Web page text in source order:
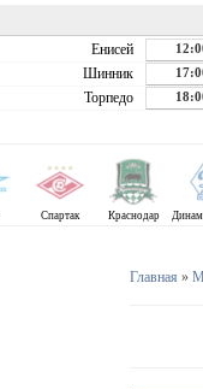
Енисей
Шинник
Торпедо
Спартак Краснодар
Главная »